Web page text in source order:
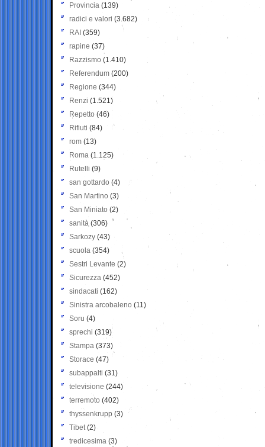
Provincia (139)
radici e valori (3.682)
RAI (359)
rapine (37)
Razzismo (1.410)
Referendum (200)
Regione (344)
Renzi (1.521)
Repetto (46)
Rifiuti (84)
rom (13)
Roma (1.125)
Rutelli (9)
san gottardo (4)
San Martino (3)
San Miniato (2)
sanità (306)
Sarkozy (43)
scuola (354)
Sestri Levante (2)
Sicurezza (452)
sindacati (162)
Sinistra arcobaleno (11)
Soru (4)
sprechi (319)
Stampa (373)
Storace (47)
subappalti (31)
televisione(244)
terremoto (402)
thyssenkrupp (3)
Tibet(2)
tredicesima (3)